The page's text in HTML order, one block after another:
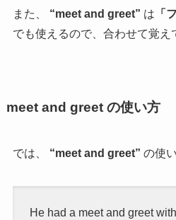
また、 “meet and greet” は 「
でも使えるので、合わせて覚え
meet and greet の使い方
では、 “meet and greet” の使
He had a meet and greet